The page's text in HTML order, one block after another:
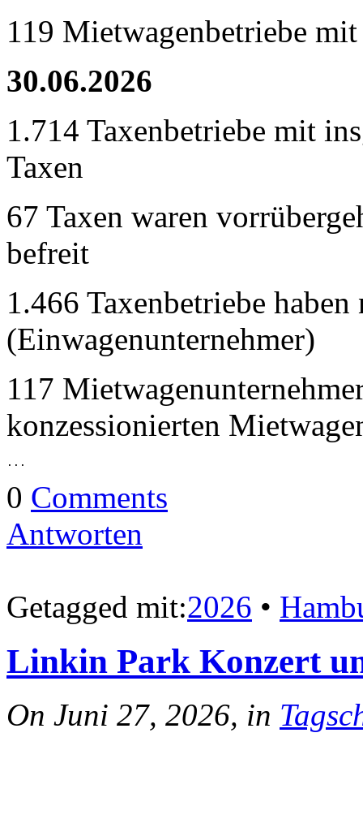
119 Mietwagenbetriebe
30.06.2026
1.714 Taxenbetriebe mit
Taxen
67 Taxen waren
befreit
1.466 Taxenbetriebe haben
(Einwagenunternehmer)
117
konzessionierten
...
0 Comments
Antworten
Getagged mit:2026 •
Linkin Park Konzert
On Juni 27, 2026, in